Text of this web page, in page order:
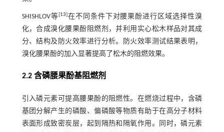
SHISHLOV等[13]在不同条件下对腰果酚进行区域选择性溴
化，合成溴化腰果酚阻燃剂，并利用实心松木样品对其成
分、结构及防火效率进行分析。防火效率测试结果表明，
溴化腰果酚的加入显著提高了松木的阻燃效果。
2.2 含磷腰果酚基阻燃剂
引入磷元素可提高腰果酚的阻燃性。在燃烧过程中，含磷
基团分解产生的磷酸、偏磷酸等物质有助于在高分子材料
表面形成致密炭层，起到隔热和隔氧作用。同时，磷元素